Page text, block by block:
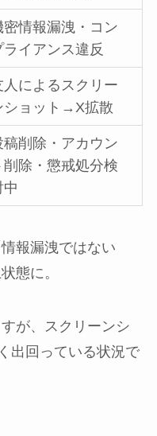
密情報漏洩・コン
ライアンス違反
人によるスクリー
ショット→X拡散
稿削除・アカウン
削除・懲戒処分検
中
報漏洩ではない
態に。
が、スクリーンシ
出回っている状況で